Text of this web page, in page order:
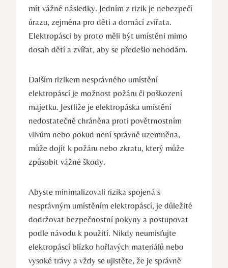
mít vážné následky. Jedním z rizik je nebezpečí
úrazu, zejména pro děti a domácí zvířata.
Elektropásci by proto měli být umístěni mimo
dosah dětí a zvířat, aby se předešlo nehodám.
Dalším rizikem nesprávného umístění
elektropáscí je možnost požáru či poškození
majetku. Jestliže je elektropáska umístění
nedostatečně chráněna proti povětrnostním
vlivům nebo pokud není správně uzemněna,
může dojít k požáru nebo zkratu, který může
způsobit vážné škody.
Abyste minimalizovali rizika spojená s
nesprávným umístěním elektropáscí, je důležité
dodržovat bezpečnostní pokyny a postupovat
podle návodu k použití. Nikdy neumisťujte
elektropáscí blízko hořlavých materiálů nebo
vysoké trávy a vždy se ujistěte, že je správně